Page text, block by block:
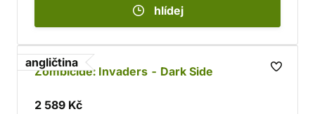
hlídej
angličtina
Zombicide: Invaders - Dark Side
2 589 Kč